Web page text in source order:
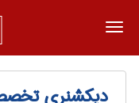
دیکشنری